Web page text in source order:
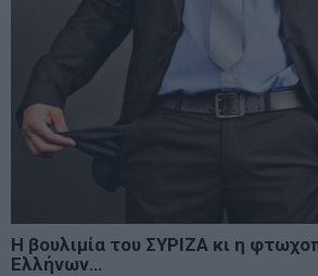
Η βουλιμία του ΣΥΡΙΖΑ κι η
Ελλήνων…